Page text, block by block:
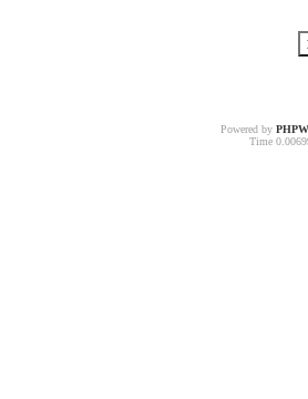
Powered by
Time